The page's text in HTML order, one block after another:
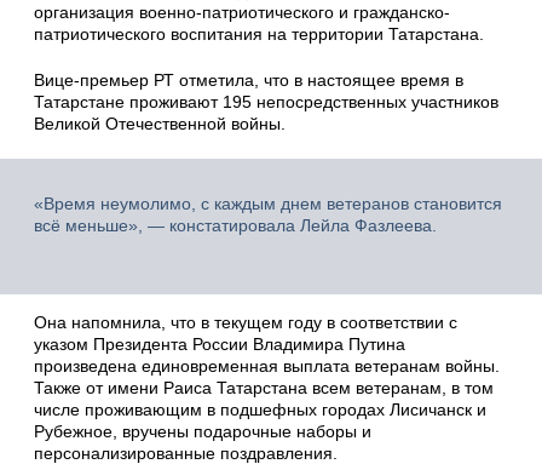
организация военно-патриотического и гражданско-
патриотического воспитания на территории Татарстана.
Вице-премьер РТ отметила, что в настоящее время в
Татарстане проживают 195 непосредственных участников
Великой Отечественной войны.
«Время неумолимо, с каждым днем ветеранов становится
всё меньше», — констатировала Лейла Фазлеева.
Она напомнила, что в текущем году в соответствии с
указом Президента России Владимира Путина
произведена единовременная выплата ветеранам войны.
Также от имени Раиса Татарстана всем ветеранам, в том
числе проживающим в подшефных городах Лисичанск и
Рубежное, вручены подарочные наборы и
персонализированные поздравления.